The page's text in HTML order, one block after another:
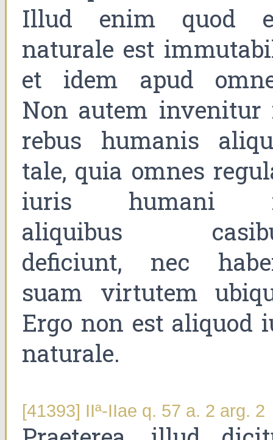
Illud enim quod
naturale est
et idem apud
Non autem invenitur
rebus humanis
tale, quia omnes
iuris humani
aliquibus
deficiunt, nec
suam virtutem
Ergo non est aliquod
naturale.
[41393] IIª-IIae q. 57 a. 2 arg. 2